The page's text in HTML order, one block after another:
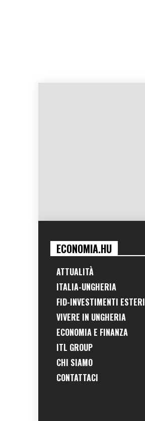
ECONOMIA.HU
ATTUALITÀ
ITALIA-UNGHERIA
FID-INVESTIMENTI ESTERI
VIVERE IN UNGHERIA
ECONOMIA E FINANZA
ITL GROUP
CHI SIAMO
CONTATTACI